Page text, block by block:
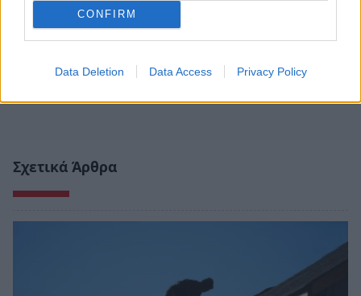
CONFIRM
Data Deletion Data Access Privacy Policy
Σχετικά Άρθρα